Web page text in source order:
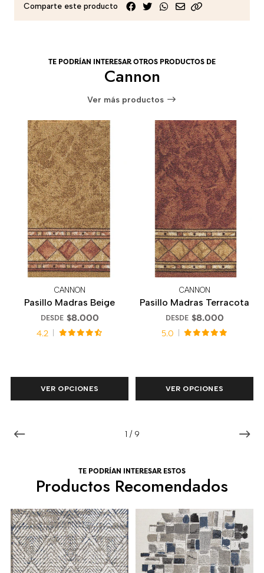
Comparte este producto
TE PODRÍAN INTERESAR OTROS PRODUCTOS DE
Cannon
Ver más productos
1 / 9
CANNON
Pasillo Madras Beige
DESDE $8.000
4.2
VER OPCIONES
CANNON
Pasillo Madras Terracota
DESDE $8.000
5.0
VER OPCIONES
TE PODRÍAN INTERESAR ESTOS
Productos Recomendados